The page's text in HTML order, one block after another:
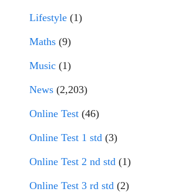
Lifestyle (1)
Maths (9)
Music (1)
News (2,203)
Online Test (46)
Online Test 1 std (3)
Online Test 2 nd std (1)
Online Test 3 rd std (2)